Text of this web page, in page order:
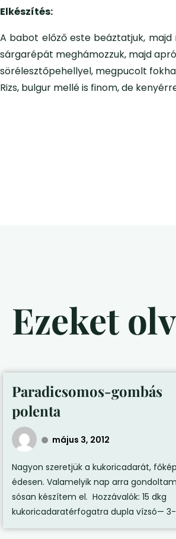
Elkészítés:
A babot előző este beáztatjuk,
sárgarépát meghámozzuk, majd
sörélesztőpehellyel, megpucolt
Rizs, bulgur mellé is finom, de
Ezeket
Paradicsomos-gombás
polenta
május 3, 2012
Nagyon szeretjük a kukoricadarát,
édesen. Valamelyik nap arra
sósan készítem el. Hozzávalók: 15 dkg
kukoricadaratérfogatra dupla vízsó— 3-